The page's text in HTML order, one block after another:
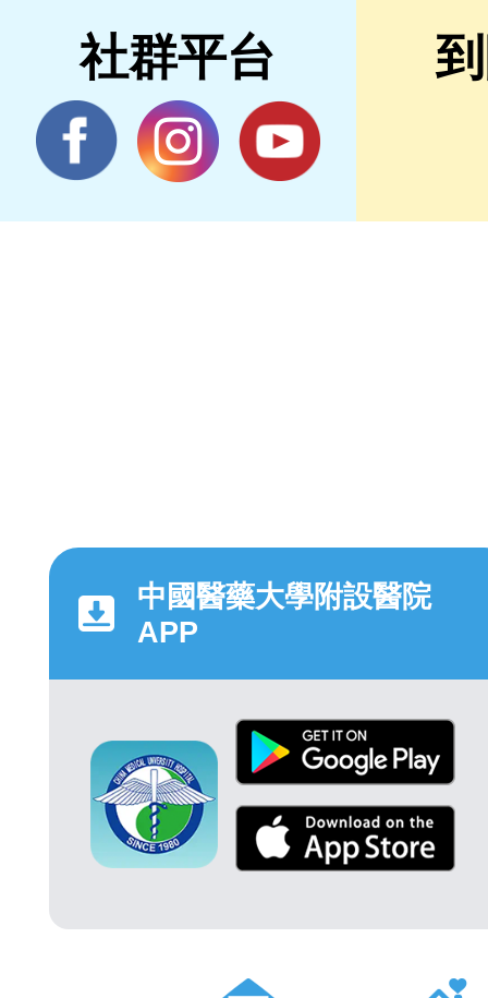
社群平台
中國醫藥大學附設醫院
APP